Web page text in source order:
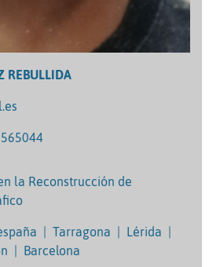
REBULLIDA
la Reconstrucción de
Tarragona Lérida
Barcelona